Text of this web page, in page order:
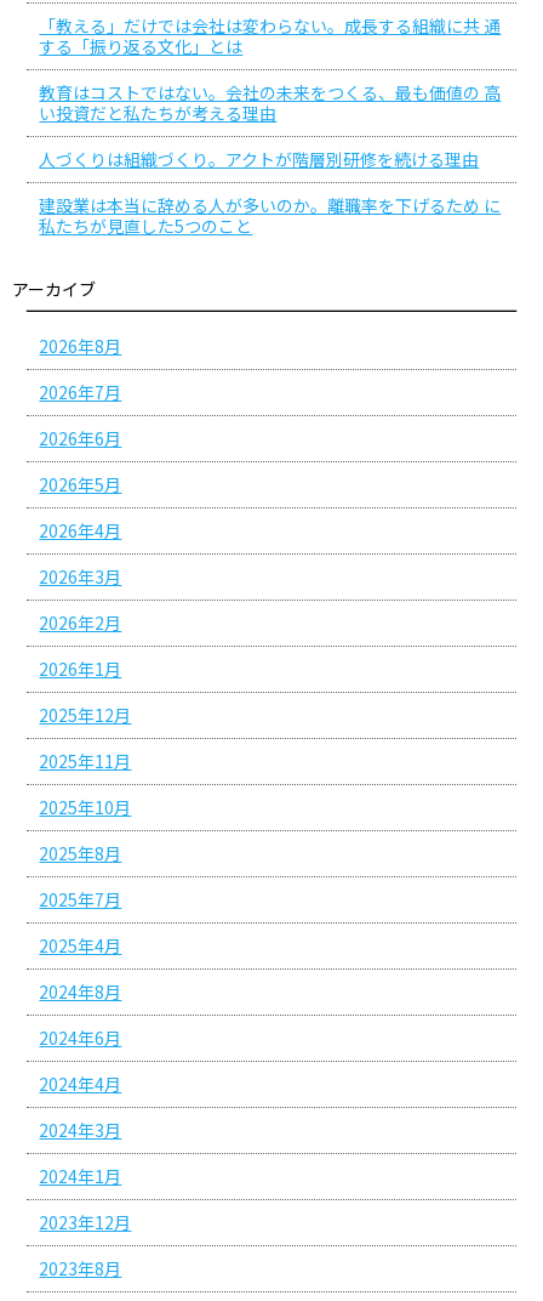
「教える」だけでは会社は変わらない。成長する組織に共 通
する「振り返る文化」とは
教育はコストではない。会社の未来をつくる、最も価値の 高
い投資だと私たちが考える理由
人づくりは組織づくり。アクトが階層別研修を続ける理由
建設業は本当に辞める人が多いのか。離職率を下げるため に
私たちが見直した5つのこと
アーカイブ
2026年8月
2026年7月
2026年6月
2026年5月
2026年4月
2026年3月
2026年2月
2026年1月
2025年12月
2025年11月
2025年10月
2025年8月
2025年7月
2025年4月
2024年8月
2024年6月
2024年4月
2024年3月
2024年1月
2023年12月
2023年8月